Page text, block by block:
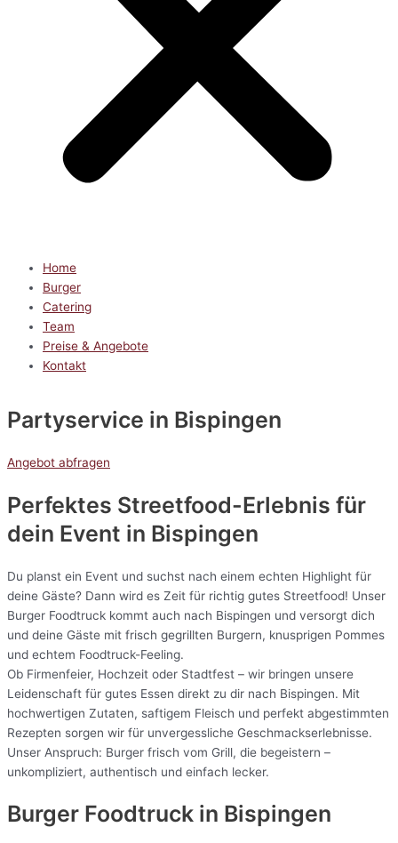
Home
Burger
Catering
Team
Preise & Angebote
Kontakt
Partyservice in Bispingen
Angebot abfragen
Perfektes Streetfood-Erlebnis für
dein Event in Bispingen
Du planst ein Event und suchst nach einem echten Highlight für
deine Gäste? Dann wird es Zeit für richtig gutes Streetfood! Unser
Burger Foodtruck kommt auch nach Bispingen und versorgt dich
und deine Gäste mit frisch gegrillten Burgern, knusprigen Pommes
und echtem Foodtruck-Feeling.
Ob Firmenfeier, Hochzeit oder Stadtfest – wir bringen unsere
Leidenschaft für gutes Essen direkt zu dir nach Bispingen. Mit
hochwertigen Zutaten, saftigem Fleisch und perfekt abgestimmten
Rezepten sorgen wir für unvergessliche Geschmackserlebnisse.
Unser Anspruch: Burger frisch vom Grill, die begeistern –
unkompliziert, authentisch und einfach lecker.
Burger Foodtruck in Bispingen